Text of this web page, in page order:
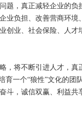
题，真正减轻企业的负
业负担、改善营商环境
创业、社会保险、人才
将不断引进人才，真
育一个“狼性”文化的团
，诚信双赢、利益共